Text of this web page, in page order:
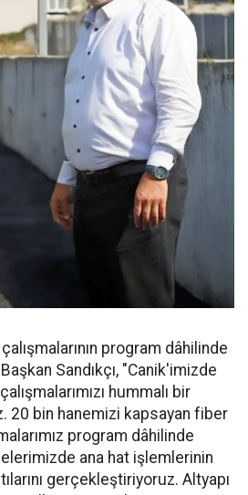
program dâhilinde
Sandıkçı, "Canik'imizde
hummalı bir
20 bin hanemizi kapsayan fiber
program dâhilinde
ana hat işlemlerinin
gerçekleştiriyoruz. Altyapı